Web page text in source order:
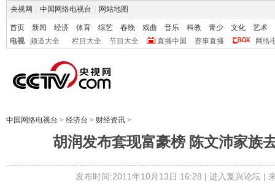
央视网 中国网络电视台 网站地图
首页 新闻 经济 体育 综艺 春晚 戏曲 音乐 科教 青少 文化
艺术
电视
频道大全 栏目大全 节目大全 直播中国 赛事直播 网络
中国网络电视台 > 经济台 > 财经资讯 >
胡润发布套现富豪榜 陈文沛家族
发布时间:2011年10月13日 16:28 | 进入复兴论坛|